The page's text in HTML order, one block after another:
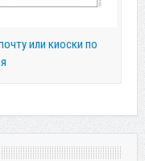
или киоски по